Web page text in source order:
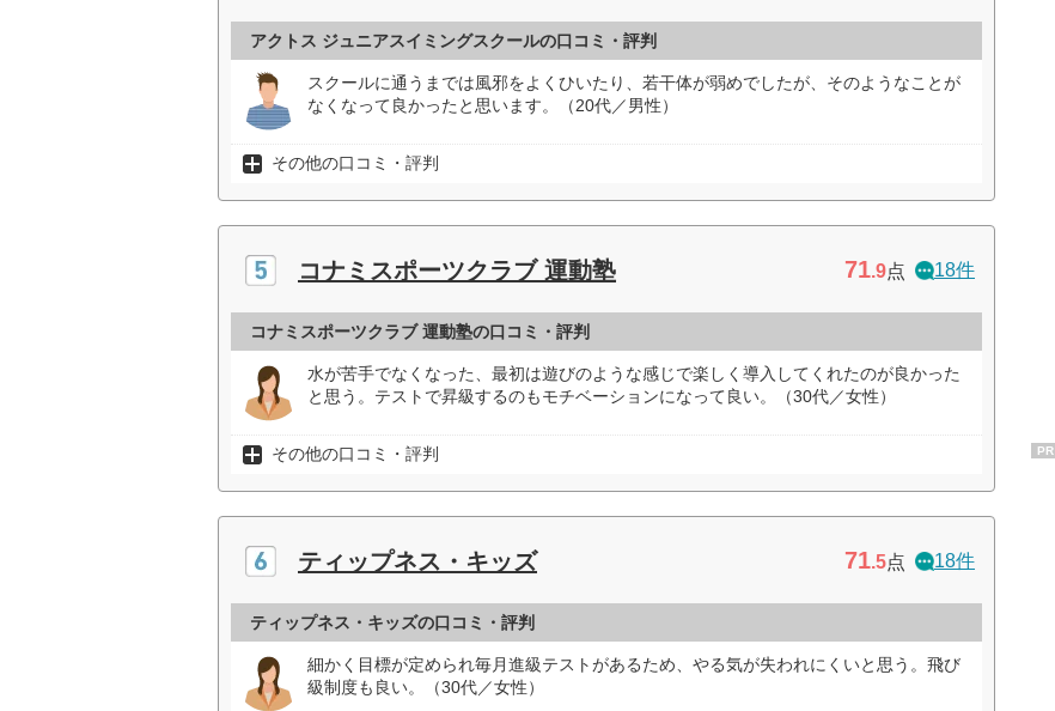
アクトス ジュニアスイミングスクールの口コミ・評判
スクールに通うまでは風邪をよくひいたり、若干体が弱めでしたが、そのようなことが
なくなって良かったと思います。（20代／男性）
その他の口コミ・評判
コナミスポーツクラブ 運動塾 71.9点 18件
コナミスポーツクラブ 運動塾の口コミ・評判
水が苦手でなくなった、最初は遊びのような感じで楽しく導入してくれたのが良かった
と思う。テストで昇級するのもモチベーションになって良い。（30代／女性）
その他の口コミ・評判
ティップネス・キッズ 71.5点 18件
ティップネス・キッズの口コミ・評判
細かく目標が定められ毎月進級テストがあるため、やる気が失われにくいと思う。飛び
級制度も良い。（30代／女性）
PR